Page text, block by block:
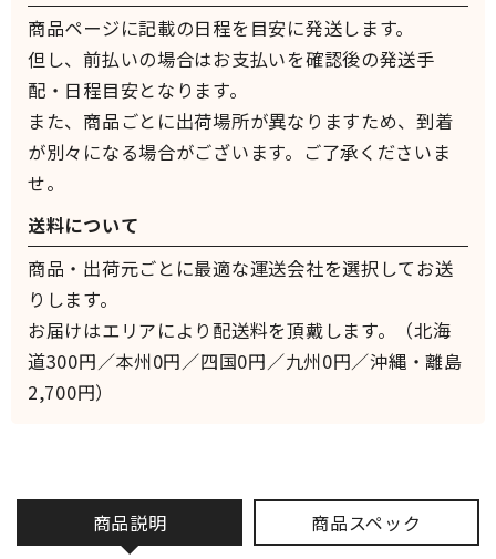
商品説明 商品スペック
商品ページに記載の日程を目安に発送します。
但し、前払いの場合はお支払いを確認後の発送手
配・日程目安となります。
また、商品ごとに出荷場所が異なりますため、到着
が別々になる場合がございます。ご了承くださいま
せ。
送料について
商品・出荷元ごとに最適な運送会社を選択してお送
りします。
お届けはエリアにより配送料を頂戴します。（北海
道300円／本州0円／四国0円／九州0円／沖縄・離島
2,700円）